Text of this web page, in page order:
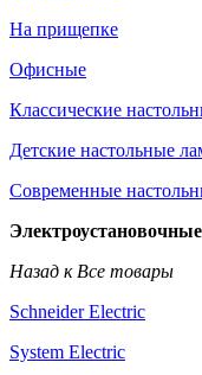
На прищепке
Офисные
Классические
Детские настольные
Современные
Назад к Все товары
Schneider Electric
System Electric